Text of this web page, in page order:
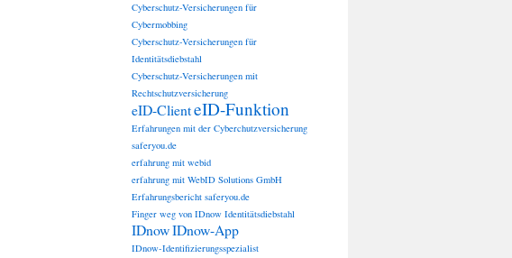
Cyberschutz-Versicherungen für
Cybermobbing
Cyberschutz-Versicherungen für
Identitätsdiebstahl
Cyberschutz-Versicherungen mit
Rechtschutzversicherung
eID-ClienteID-Funktion
Erfahrungen mit der Cyberchutzversicherung
saferyou.de
erfahrung mit webid
erfahrung mit WebID Solutions GmbH
Erfahrungsbericht saferyou.de
Finger weg von IDnow Identitätsdiebstahl
IDnowIDnow-App
IDnow-Identifizierungsspezialist